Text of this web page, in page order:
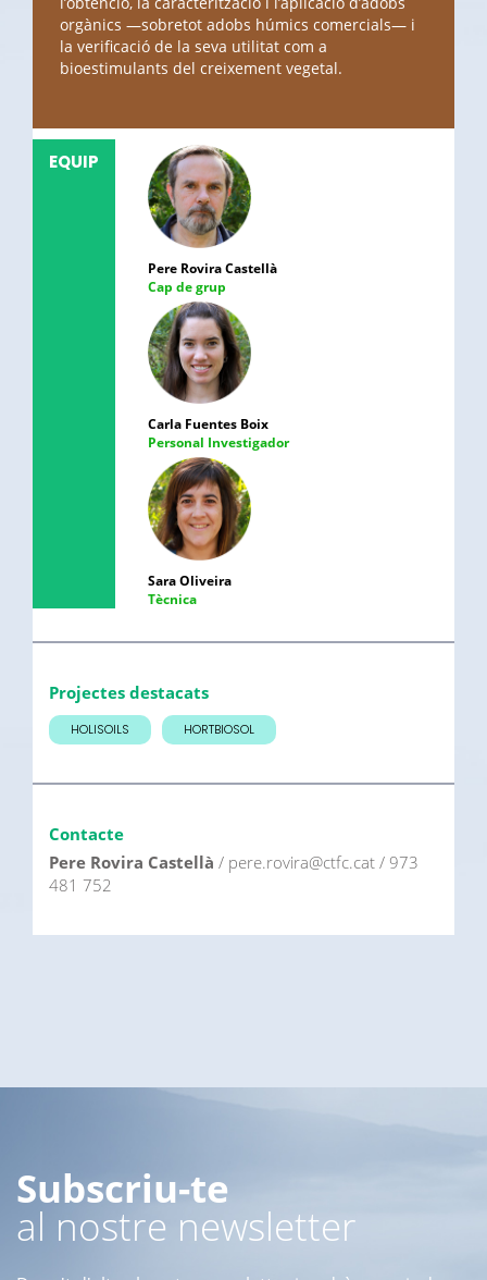
orgànics —sobretot adobs húmics comercials— i
la verificació de la seva utilitat com a
bioestimulants del creixement vegetal.
EQUIP
Pere Rovira Castellà
Cap de grup
Carla Fuentes Boix
Personal Investigador
Sara Oliveira
Tècnica
Projectes destacats
HOLISOILS HORTBIOSOL
Contacte
Pere Rovira Castellà / pere.rovira@ctfc.cat / 973
481 752
Subscriu-te
al nostre newsletter